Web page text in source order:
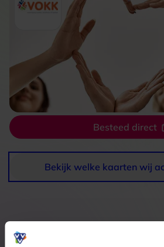
Besteed direct
Bekijk welke kaarten wij